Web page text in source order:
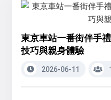
東京車站一番街伴手
技巧與親身體驗
2026-06-11